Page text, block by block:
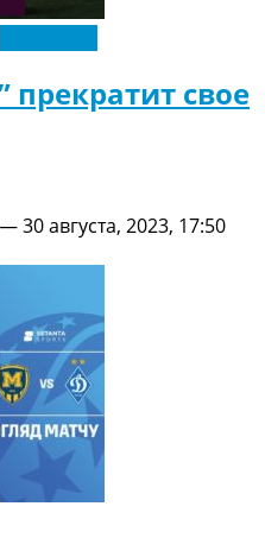
прекратит свое
—30 августа, 2023, 17:50